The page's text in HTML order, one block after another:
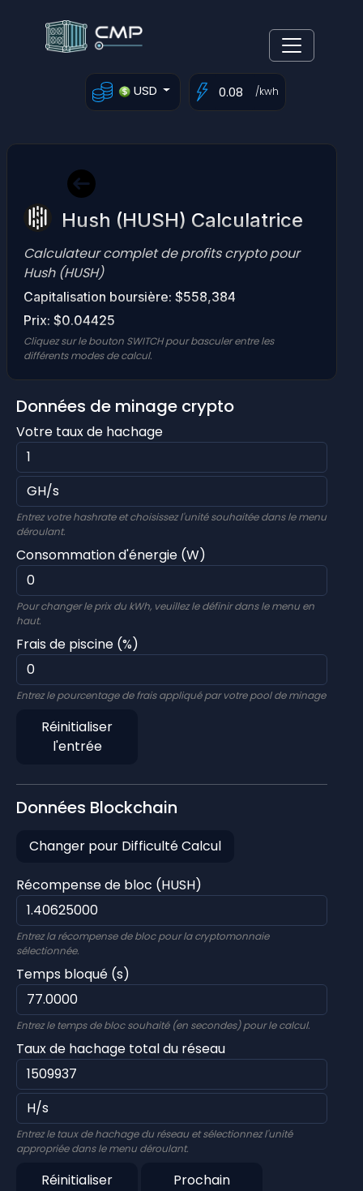
USD /kwh
Hush (HUSH) Calculatrice
Calculateur complet de profits crypto pour
Hush (HUSH)
Capitalisation boursière: $558,384
Prix: $0.04425
Cliquez sur le bouton SWITCH pour basculer entre les
différents modes de calcul.
Données de minage crypto
Votre taux de hachage
Entrez votre hashrate et choisissez l'unité souhaitée dans le menu
déroulant.
Consommation d'énergie (W)
Pour changer le prix du kWh, veuillez le définir dans le menu en
haut.
Frais de piscine (%)
Entrez le pourcentage de frais appliqué par votre pool de minage
Réinitialiser
l'entrée
Données Blockchain
Changer pour Difficulté Calcul
Récompense de bloc (HUSH)
Entrez la récompense de bloc pour la cryptomonnaie
sélectionnée.
Temps bloqué (s)
Entrez le temps de bloc souhaité (en secondes) pour le calcul.
Taux de hachage total du réseau
Entrez le taux de hachage du réseau et sélectionnez l'unité
appropriée dans le menu déroulant.
Réinitialiser
Prochain